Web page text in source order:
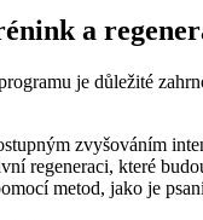
a
je důležité
zvyšováním
regeneraci, které
metod, jako je